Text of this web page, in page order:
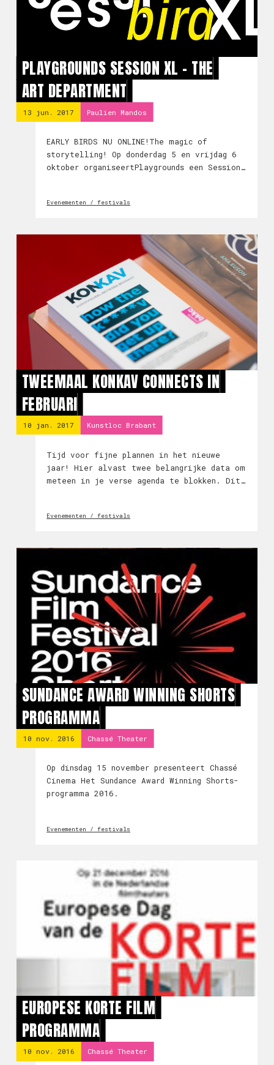
PLAYGROUNDS SESSION XL - THE
ART DEPARTMENT
13 jun. 2017 Paulien Mandos
EARLY BIRDS NU ONLINE!The magic of
storytelling! Op donderdag 5 en vrijdag 6
oktober organiseertPlaygrounds een Session
Evenementen / festivals
TWEEMAAL KONKAV CONNECTS IN
FEBRUARI
10 jan. 2017 Kunstloc Brabant
Tijd voor fijne plannen in het nieuwe
jaar! Hier alvast twee belangrijke data om
meteen in je verse agenda te blokken. Dit
Evenementen / festivals
SUNDANCE AWARD WINNING SHORTS
PROGRAMMA
10 nov. 2016 Chassé Theater
Op dinsdag 15 november presenteert Chassé
Cinema Het Sundance Award Winning Shorts-
programma 2016.
Evenementen / festivals
EUROPESE KORTE FILM
PROGRAMMA
10 nov. 2016 Chassé Theater